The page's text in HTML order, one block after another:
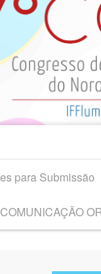
para Submissão
COMUNICAÇÃO